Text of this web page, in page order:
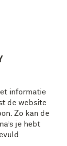
informatie
de website
Zo kan de
je hebt